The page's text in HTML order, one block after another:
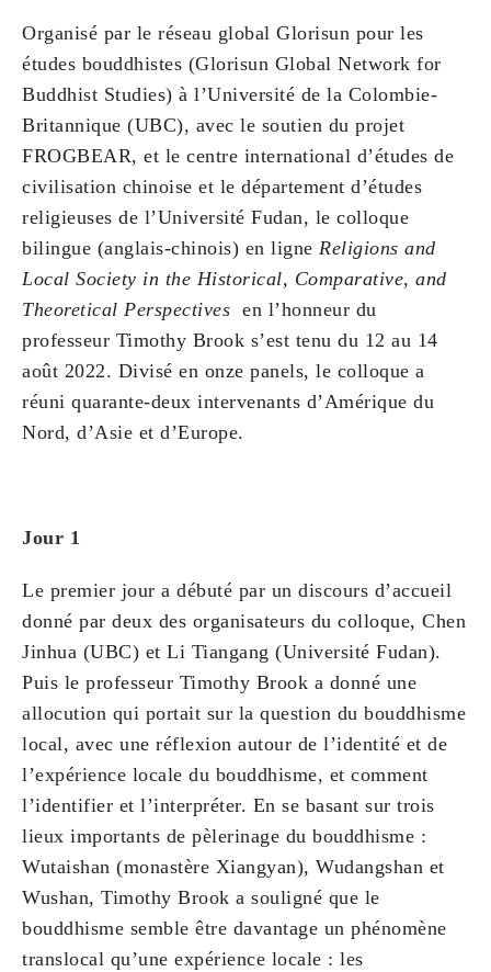
Organisé par le réseau global Glorisun pour les
études bouddhistes (Glorisun Global Network for
Buddhist Studies) à l’Université de la Colombie-
Britannique (UBC), avec le soutien du projet
FROGBEAR, et le centre international d’études de
civilisation chinoise et le département d’études
religieuses de l’Université Fudan, le colloque
bilingue (anglais-chinois) en ligne Religions and
Local Society in the Historical, Comparative, and
Theoretical Perspectives en l’honneur du
professeur Timothy Brook s’est tenu du 12 au 14
août 2022. Divisé en onze panels, le colloque a
réuni quarante-deux intervenants d’Amérique du
Nord, d’Asie et d’Europe.
Jour 1
Le premier jour a débuté par un discours d’accueil
donné par deux des organisateurs du colloque, Chen
Jinhua (UBC) et Li Tiangang (Université Fudan).
Puis le professeur Timothy Brook a donné une
allocution qui portait sur la question du bouddhisme
local, avec une réflexion autour de l’identité et de
l’expérience locale du bouddhisme, et comment
l’identifier et l’interpréter. En se basant sur trois
lieux importants de pèlerinage du bouddhisme :
Wutaishan (monastère Xiangyan), Wudangshan et
Wushan, Timothy Brook a souligné que le
bouddhisme semble être davantage un phénomène
translocal qu’une expérience locale : les